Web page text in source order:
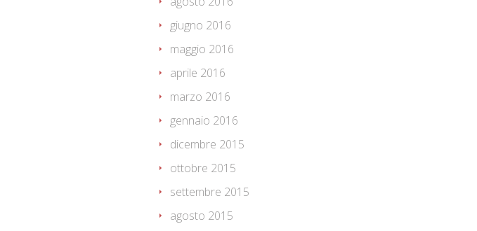
giugno 2016
maggio 2016
aprile 2016
marzo 2016
gennaio 2016
dicembre 2015
ottobre 2015
settembre 2015
agosto 2015